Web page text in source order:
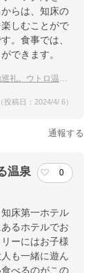
らは、知床の
しむことがで
。食事では、
できます。
って海の幸を満喫したい
稿日：2024/4/ 6）
通報する
温泉
0
床第一ホテル
るホテルでお
ーにはお子様
も一緒に遊ん
べるのがこの